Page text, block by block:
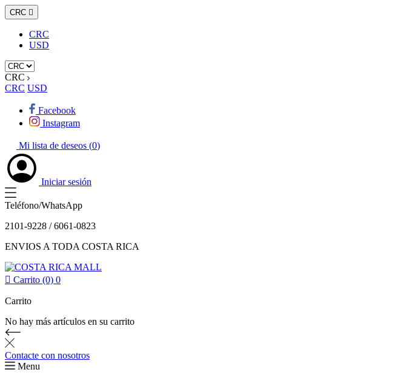
CRC 
CRC
USD
CRC
CRC USD
Facebook
Instagram
Mi lista de deseos (0)
Iniciar sesión
Teléfono/WhatsApp
2101-9228 / 6061-0823
ENVIOS A TODA COSTA RICA
 Carrito (0) 0
Carrito
No hay más artículos en su carrito
Contacte con nosotros
Menu